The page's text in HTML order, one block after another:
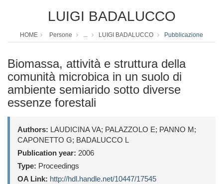
LUIGI BADALUCCO
HOME Persone ... LUIGI BADALUCCO Pubblicazione
Biomassa, attività e struttura della
comunità microbica in un suolo di
ambiente semiarido sotto diverse
essenze forestali
Authors: LAUDICINA VA; PALAZZOLO E; PANNO M;
CAPONETTO G; BADALUCCO L
Publication year: 2006
Type: Proceedings
OA Link: http://hdl.handle.net/10447/17545